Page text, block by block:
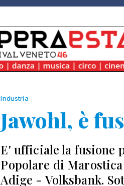
Industria
Jawohl, è
E' ufficiale la fusione
Popolare di
Adige - Volksbank.